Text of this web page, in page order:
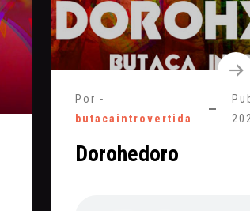
Por -
butacaintrovertida
Dorohedoro